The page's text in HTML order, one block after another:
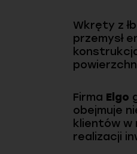
Wkręty z
przemysł
Firma Elgo
obejmuje
klientów w
realizacji